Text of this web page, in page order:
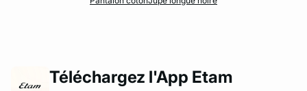
Téléchargez l'App Etam